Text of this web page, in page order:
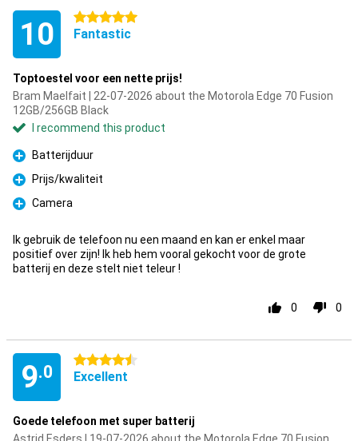
10 5 stars
Fantastic
Toptoestel voor een nette prijs!
Bram Maelfait | 22-07-2026 about the Motorola Edge 70 Fusion
12GB/256GB Black
I recommend this product
Pro
Batterijduur
Pro
Prijs/kwaliteit
Pro
Camera
Ik gebruik de telefoon nu een maand en kan er enkel maar
positief over zijn! Ik heb hem vooral gekocht voor de grote
batterij en deze stelt niet teleur !
0 0
9.0
4.5 stars
Excellent
Goede telefoon met super batterij